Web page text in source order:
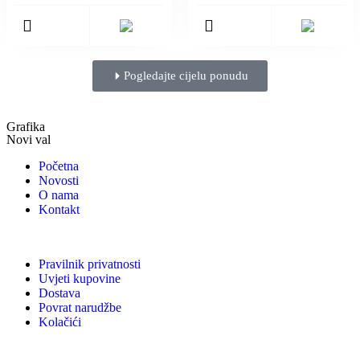
Pogledajte cijelu ponudu
Grafika
Novi val
Početna
Novosti
O nama
Kontakt
Pravilnik privatnosti
Uvjeti kupovine
Dostava
Povrat narudžbe
Kolačići